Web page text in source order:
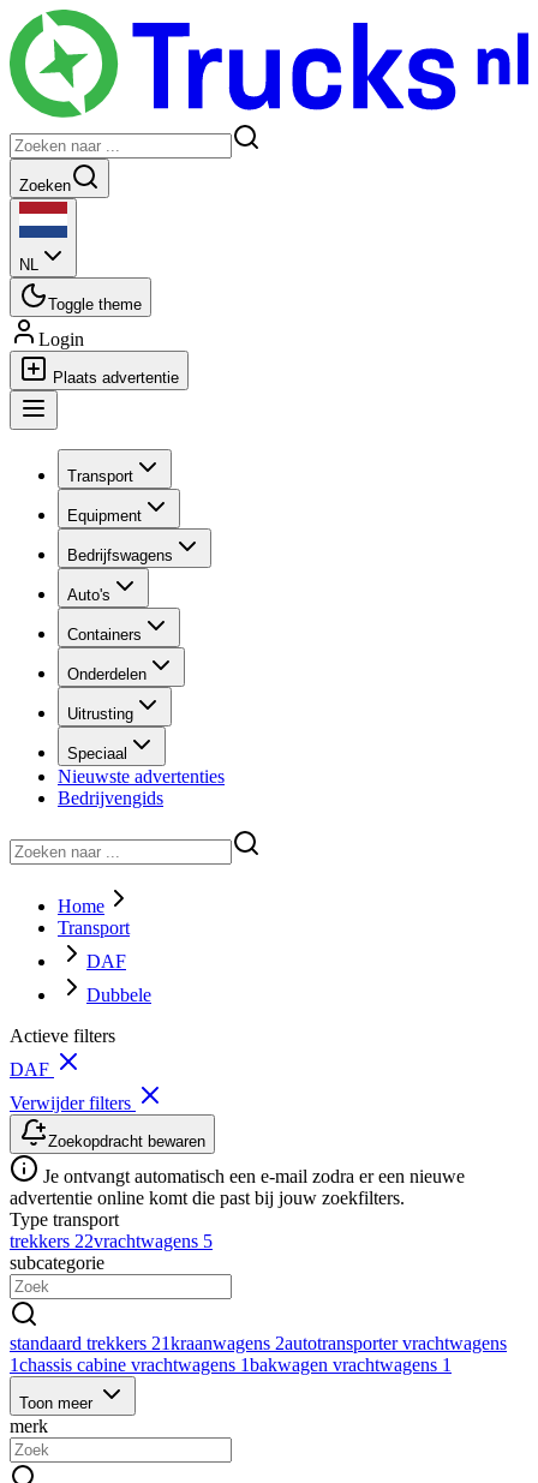
Zoeken
NL
Toggle theme
Login
Plaats advertentie
Transport
Equipment
Bedrijfswagens
Auto's
Containers
Onderdelen
Uitrusting
Speciaal
Nieuwste advertenties
Bedrijvengids
Home
Transport
DAF
Dubbele
Actieve filters
DAF
Verwijder filters
Zoekopdracht bewaren
Je ontvangt automatisch een e-mail zodra er een nieuwe
advertentie online komt die past bij jouw zoekfilters.
Type transport
trekkers 22vrachtwagens 5
subcategorie
standaard trekkers 21kraanwagens 2autotransporter vrachtwagens
1chassis cabine vrachtwagens 1bakwagen vrachtwagens 1
Toon meer
merk